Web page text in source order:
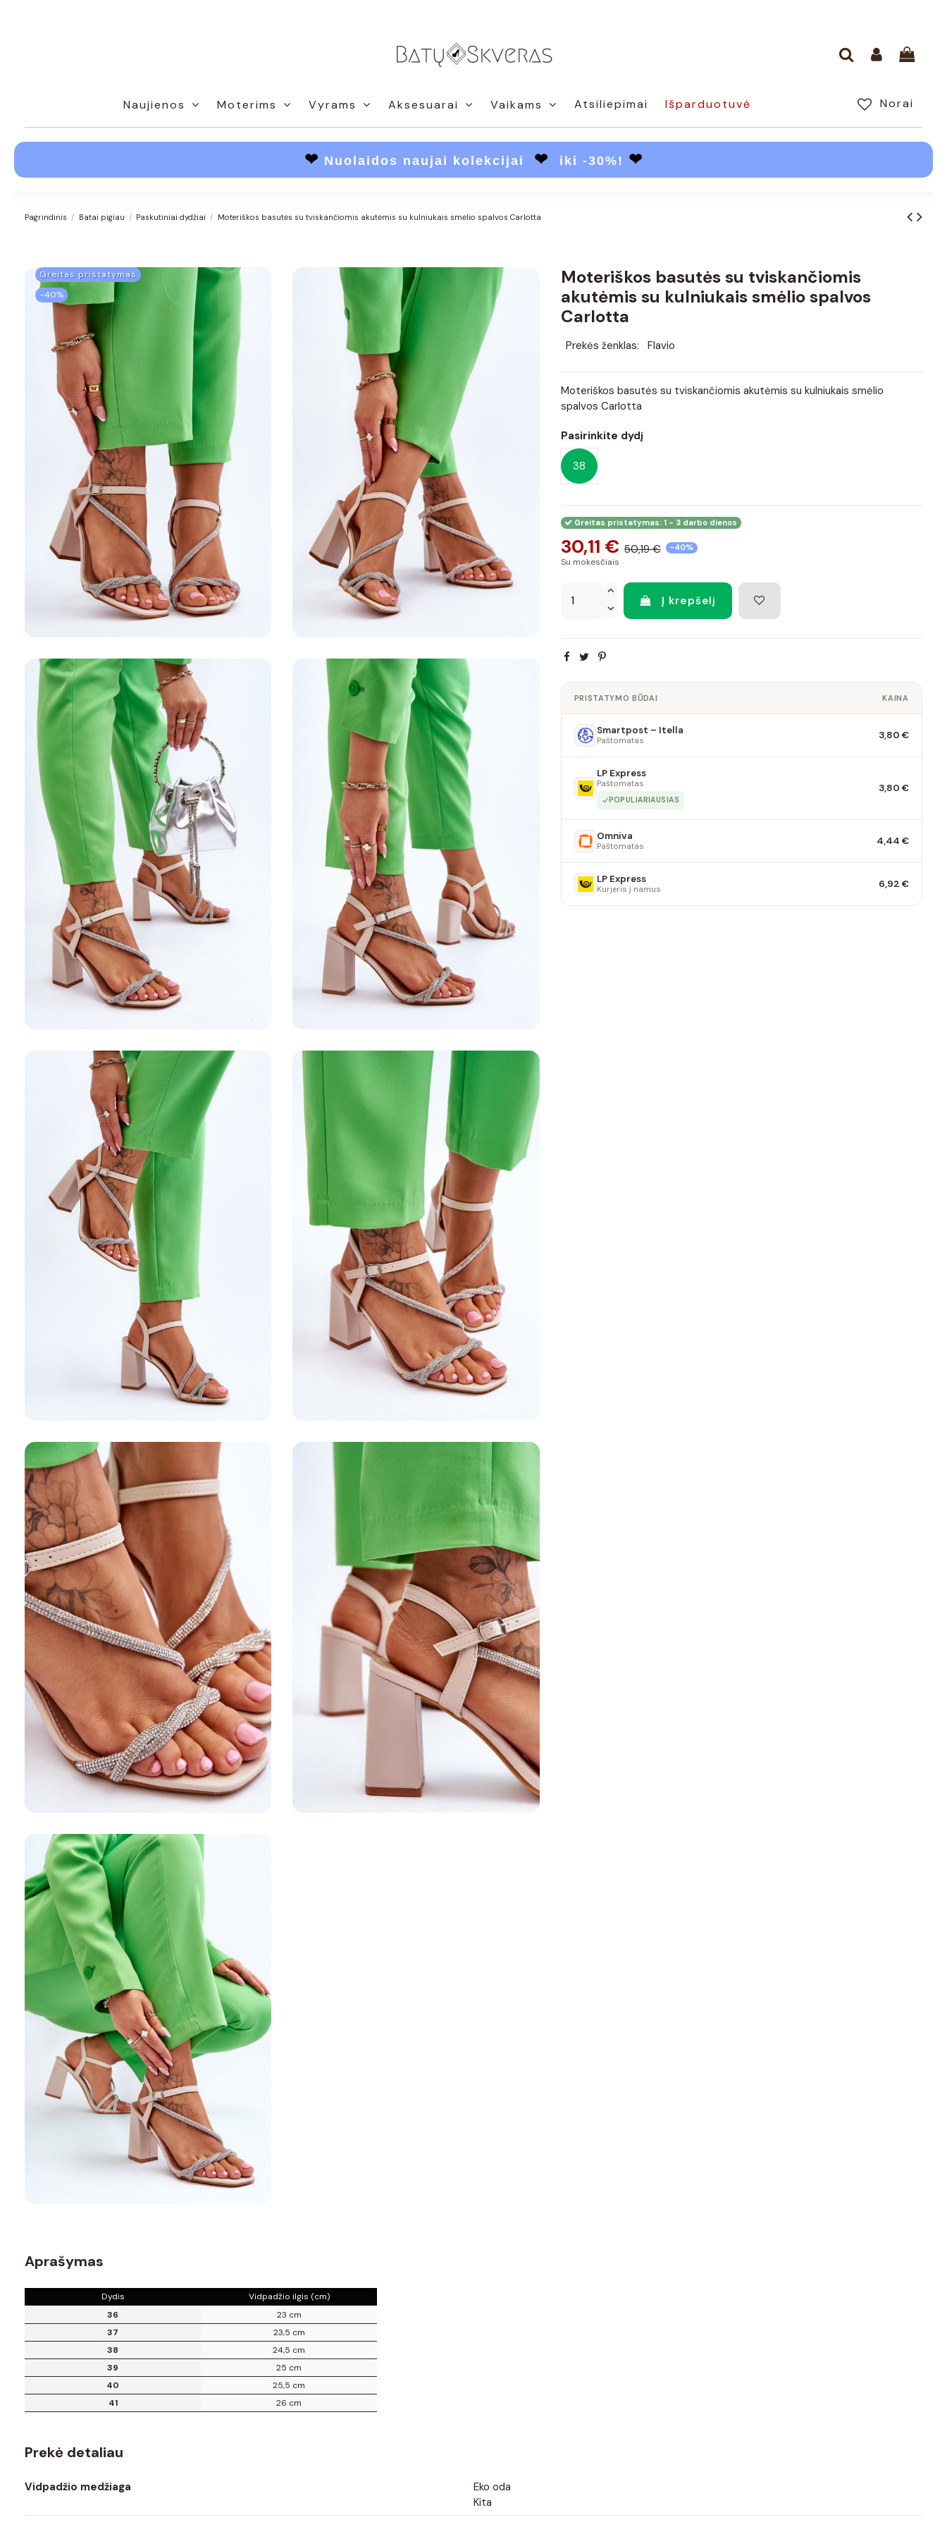
Naujienos Moterims Vyrams Aksesuarai Vaikams Atsiliepimai Norai
Išparduotuvė
❤ Nuolaidos naujai kolekcijai ❤ iki -30%! ❤
Pagrindinis Batai pigiau Paskutiniai dydžiai Moteriškos basutės su tviskančiomis akutėmis su kulniukais smėlio spalvos Carlotta
Greitas pristatymas
−40%
Moteriškos basutės su tviskančiomis
akutėmis su kulniukais smėlio spalvos
Carlotta
Prekės ženklas: Flavio
Moteriškos basutės su tviskančiomis akutėmis su kulniukais smėlio
spalvos Carlotta
Pasirinkite dydį
38
Greitas pristatymas: 1 - 3 darbo dienos
30,11 € 50,19 € -40%
Su mokesčiais
Į krepšelį
PRISTATYMO BŪDAI KAINA
Smartpost – Itella
Paštomatas 3,80 €
LP Express
Paštomatas
POPULIARIAUSIAS
3,80 €
Omniva
Paštomatas 4,44 €
LP Express
Kurjeris į namus 6,92 €
Aprašymas
Dydis
Vidpadžio ilgis (cm)
36
23 cm
37
23,5 cm
38
24,5 cm
39
25 cm
40
25,5 cm
41
26 cm
Prekė detaliau
Vidpadžio medžiaga
Eko oda
Kita